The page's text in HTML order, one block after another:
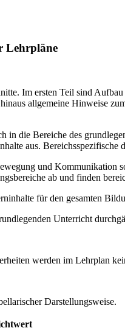
Lehrpläne
Im ersten Teil sind
allgemeine Hinweise
in die Bereiche des
aus.
und Kommunikation
ab und finden
für den gesamten
Unterricht
werden im Lehrplan
Darstellungsweise.